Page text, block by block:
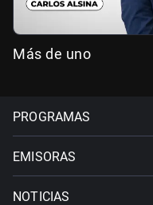
Más de uno
PROGRAMAS
EMISORAS
NOTICIAS